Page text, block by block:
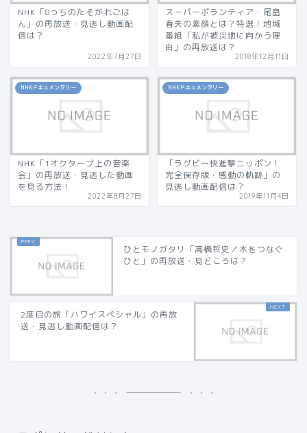
NHK「8っちのたそがれごは
ん」の再放送・見逃し動画配
信は？
2022年7月27日
スーパーボランティア・尾畠
春夫の素顔とは？特選！地域
番組「私が被災地に向かう理
由」の再放送は？
2018年12月11日
NHKドキュメンタリー
NHK「1オクターブ上の音楽
会」の再放送・見逃した動画
を見る方法！
2022年8月27日
NHKドキュメンタリー
「ラグビー快進撃ニッポン！
完全保存版・感動の軌跡」の
見逃し動画配信は？
2019年11月4日
ひとモノガタリ「高橋哲史／木をつなぐ
ひと」の再放送・見どころは？
2度目の旅「ハワイスペシャル」の再放
送・見逃し動画配信は？